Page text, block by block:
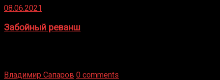
08.06.2021
Забойный реванш
Владимир Сапаров 0 comments